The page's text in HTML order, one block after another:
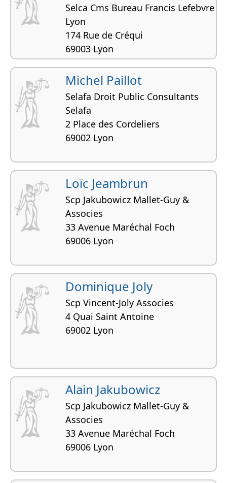
Selca Cms Bureau Francis Lefebvre
Lyon
174 Rue de Créqui
69003 Lyon
Michel Paillot
Selafa Droit Public Consultants
Selafa
2 Place des Cordeliers
69002 Lyon
Loïc Jeambrun
Scp Jakubowicz Mallet-Guy &
Associes
33 Avenue Maréchal Foch
69006 Lyon
Dominique Joly
Scp Vincent-Joly Associes
4 Quai Saint Antoine
69002 Lyon
Alain Jakubowicz
Scp Jakubowicz Mallet-Guy &
Associes
33 Avenue Maréchal Foch
69006 Lyon